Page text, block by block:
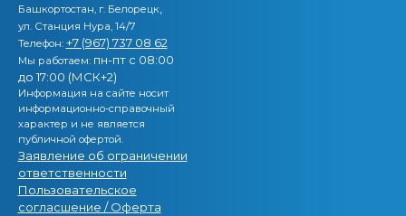
Башкортостан, г. Белорецк,
ул. Станция Нура, 14/7
Телефон: +7 (967) 737 08 62
Мы работаем: пн-пт с 08:00
до 17:00 (МСК+2)
Информация на сайте носит
информационно-справочный
характер и не является
публичной офертой.
Заявление об ограничении
ответственности
Пользовательское
согласшение / Оферта